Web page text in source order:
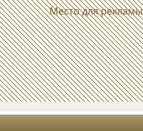
Место для рекламы